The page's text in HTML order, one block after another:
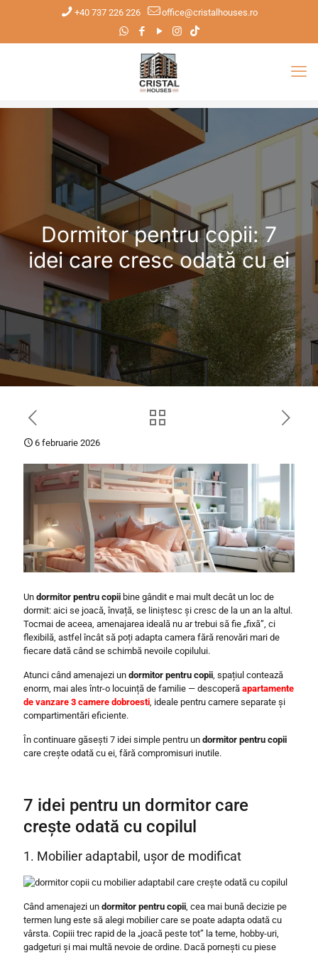
+40 737 226 226 office@cristalhouses.ro
Dormitor pentru copii: 7
idei care cresc odată cu ei
6 februarie 2026
Un dormitor pentru copii bine gândit e mai mult decât un loc de
dormit: aici se joacă, învață, se liniștesc și cresc de la un an la altul.
Tocmai de aceea, amenajarea ideală nu ar trebui să fie „fixă”, ci
flexibilă, astfel încât să poți adapta camera fără renovări mari de
fiecare dată când se schimbă nevoile copilului.
Atunci când amenajezi un dormitor pentru copii , spațiul contează
enorm, mai ales într-o locuință de familie — descoperă apartamente
de vanzare 3 camere dobroesti , ideale pentru camere separate și
compartimentări eficiente.
În continuare găsești 7 idei simple pentru un dormitor pentru copii
care crește odată cu ei, fără compromisuri inutile.
7 idei pentru un dormitor care
crește odată cu copilul
1. Mobilier adaptabil, ușor de modificat
Când amenajezi un dormitor pentru copii , cea mai bună decizie pe
termen lung este să alegi mobilier care se poate adapta odată cu
vârsta. Copiii trec rapid de la „joacă peste tot” la teme, hobby-uri,
gadgeturi și mai multă nevoie de ordine. Dacă pornești cu piese